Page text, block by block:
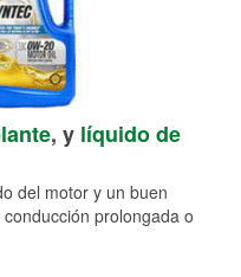
, y líquido de
del motor y un buen
prolongada o